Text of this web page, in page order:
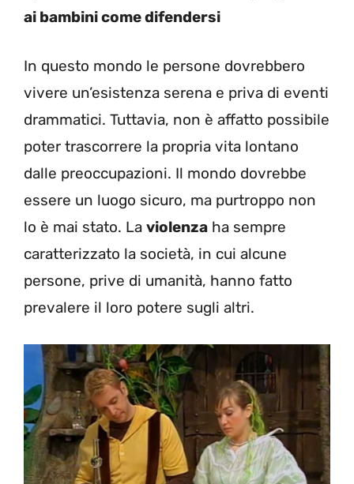
ai bambini come difendersi
In questo mondo le persone dovrebbero
vivere un’esistenza serena e priva di eventi
drammatici. Tuttavia, non è affatto possibile
poter trascorrere la propria vita lontano
dalle preoccupazioni. Il mondo dovrebbe
essere un luogo sicuro, ma purtroppo non
lo è mai stato. La violenza ha sempre
caratterizzato la società, in cui alcune
persone, prive di umanità, hanno fatto
prevalere il loro potere sugli altri.